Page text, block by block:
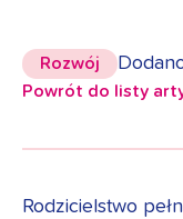
Rozwój
Powrót do listy
Rodzicielstwo